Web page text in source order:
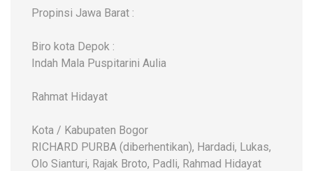
Propinsi Jawa Barat :
Biro kota Depok :
Indah Mala Puspitarini Aulia
Rahmat Hidayat
Kota / Kabupaten Bogor
RICHARD PURBA (diberhentikan), Hardadi, Lukas,
Olo Sianturi, Rajak Broto, Padli, Rahmad Hidayat